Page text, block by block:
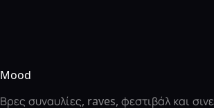
Mood
Βρες συναυλίες, raves, φεστιβάλ και